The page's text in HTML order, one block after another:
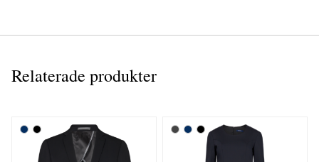
Relaterade produkter